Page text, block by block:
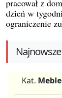
pracował z
dzień w
ograniczenie
Najnowsze
Kat. Meble